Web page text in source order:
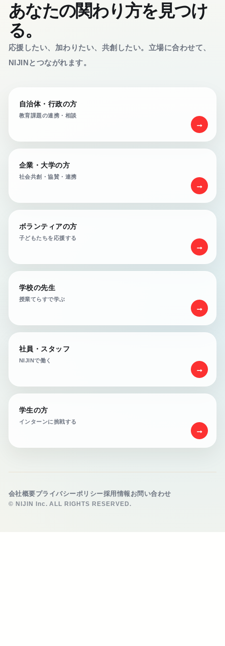
あなたの関わり方を見つけ
る。
応援したい、加わりたい、共創したい。立場に合わせて、
NIJINとつながれます。
自治体・行政の方
教育課題の連携・相談
→
企業・大学の方
社会共創・協賛・連携
→
ボランティアの方
子どもたちを応援する
→
学校の先生
授業てらすで学ぶ
→
社員・スタッフ
NIJINで働く
→
学生の方
インターンに挑戦する
→
会社概要プライバシーポリシー採用情報 お問い合わせ
© NIJIN Inc. ALL RIGHTS RESERVED.